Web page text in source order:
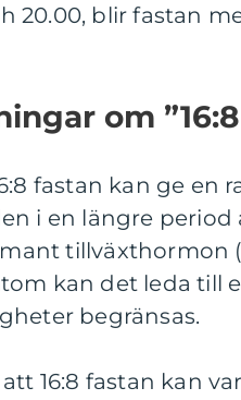
20.00, blir fastan
om
fastan kan ge en
i en längre period
tillväxthormon
kan det leda till
begränsas.
16:8 fastan kan